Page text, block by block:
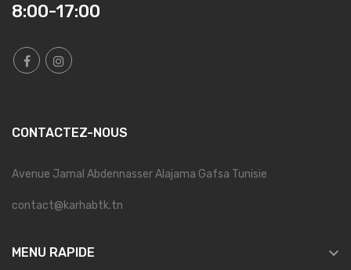
8:00-17:00
CONTACTEZ-NOUS
Avenue Jamal Abdennasser Alajama Gafsa Tunisie
contact@karhabtk.tn
MENU RAPIDE 